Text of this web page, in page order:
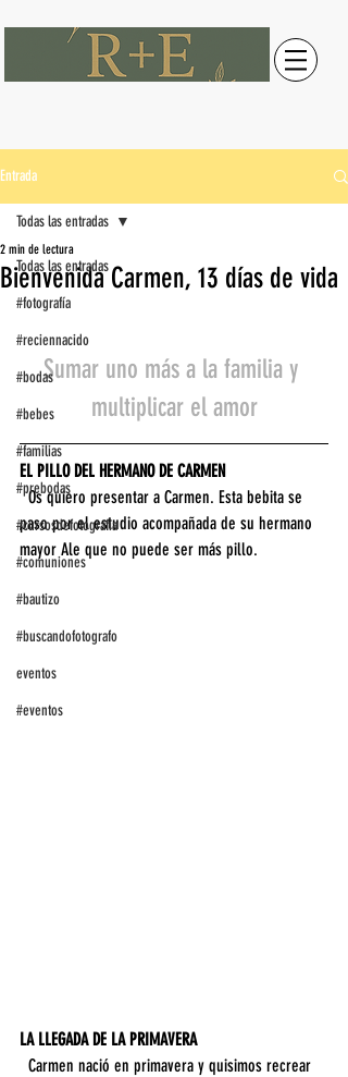
Entrada
Todas las entradas
#fotografía
#reciennacido
#bodas
#bebes
#familias
#prebodas
#cursosdefotografia
#comuniones
#bautizo
#buscandofotografo
eventos
#eventos
Todas las entradas
Bienvenida Carmen, 13 días de vida
2 min de lectura
Sumar uno más a la familia y
multiplicar el amor
EL PILLO DEL HERMANO DE CARMEN
  Os quiero presentar a Carmen. Esta bebita se
paso por el estudio acompañada de su hermano
mayor Ale que no puede ser más pillo.
LA LLEGADA DE LA PRIMAVERA